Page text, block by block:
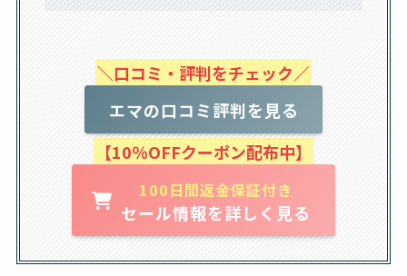
＼口コミ・評判をチェック／
エマの口コミ評判を見る
【10％OFFクーポン配布中】
100日間返金保証付き
セール情報を詳しく見る